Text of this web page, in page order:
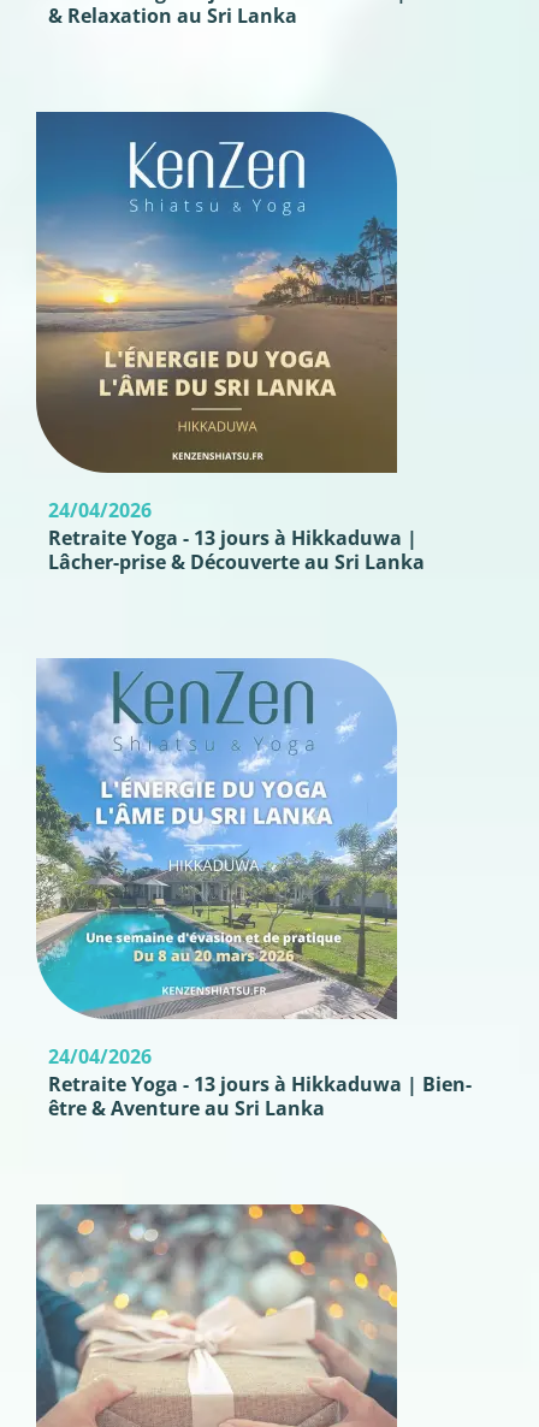
& Relaxation au Sri Lanka
24/04/2026
Retraite Yoga - 13 jours à Hikkaduwa |
Lâcher-prise & Découverte au Sri Lanka
24/04/2026
Retraite Yoga - 13 jours à Hikkaduwa | Bien-
être & Aventure au Sri Lanka